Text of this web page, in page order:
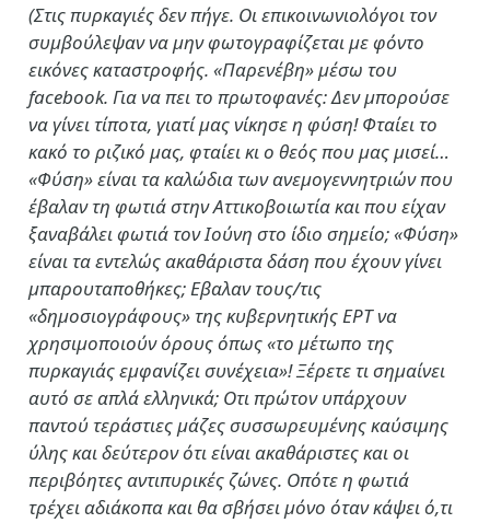
(Στις πυρκαγιές δεν πήγε. Οι επικοινωνιολόγοι τον
συμβούλεψαν να μην φωτογραφίζεται με φόντο
εικόνες καταστροφής. «Παρενέβη» μέσω του
facebook. Για να πει το πρωτοφανές: Δεν μπορούσε
να γίνει τίποτα, γιατί μας νίκησε η φύση! Φταίει το
κακό το ριζικό μας, φταίει κι ο θεός που μας μισεί…
«Φύση» είναι τα καλώδια των ανεμογεννητριών που
έβαλαν τη φωτιά στην Αττικοβοιωτία και που είχαν
ξαναβάλει φωτιά τον Ιούνη στο ίδιο σημείο; «Φύση»
είναι τα εντελώς ακαθάριστα δάση που έχουν γίνει
μπαρουταποθήκες; Εβαλαν τους/τις
«δημοσιογράφους» της κυβερνητικής ΕΡΤ να
χρησιμοποιούν όρους όπως «το μέτωπο της
πυρκαγιάς εμφανίζει συνέχεια»! Ξέρετε τι σημαίνει
αυτό σε απλά ελληνικά; Οτι πρώτον υπάρχουν
παντού τεράστιες μάζες συσσωρευμένης καύσιμης
ύλης και δεύτερον ότι είναι ακαθάριστες και οι
περιβόητες αντιπυρικές ζώνες. Οπότε η φωτιά
τρέχει αδιάκοπα και θα σβήσει μόνο όταν κάψει ό,τι